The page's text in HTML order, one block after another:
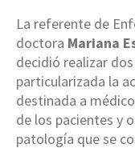
La referente de
doctora Mariana
decidió realizar
particularizada la
destinada a
de los pacientes y
patología que se